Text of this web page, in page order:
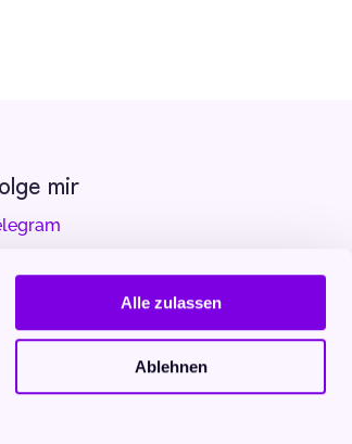
Alle zulassen
Ablehnen
mir
Music